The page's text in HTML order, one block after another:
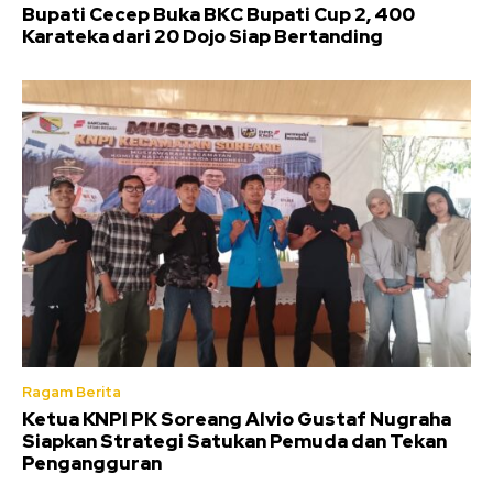
Bupati Cecep Buka BKC Bupati Cup 2, 400
Karateka dari 20 Dojo Siap Bertanding
Ragam Berita
Ketua KNPI PK Soreang Alvio Gustaf Nugraha
Siapkan Strategi Satukan Pemuda dan Tekan
Pengangguran